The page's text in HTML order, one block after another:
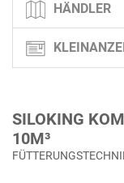
HÄNDLER
SILOKING
10M³